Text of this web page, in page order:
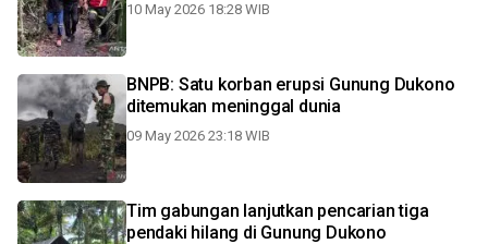
10 May 2026 18:28 WIB
BNPB: Satu korban erupsi Gunung Dukono
ditemukan meninggal dunia
09 May 2026 23:18 WIB
Tim gabungan lanjutkan pencarian tiga
pendaki hilang di Gunung Dukono